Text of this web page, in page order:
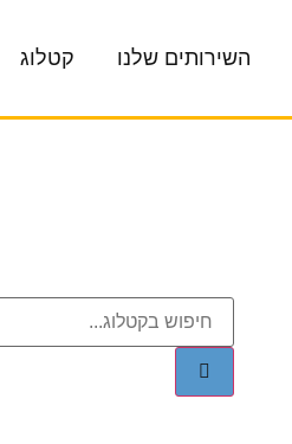
השירותים שלנו קטלוג